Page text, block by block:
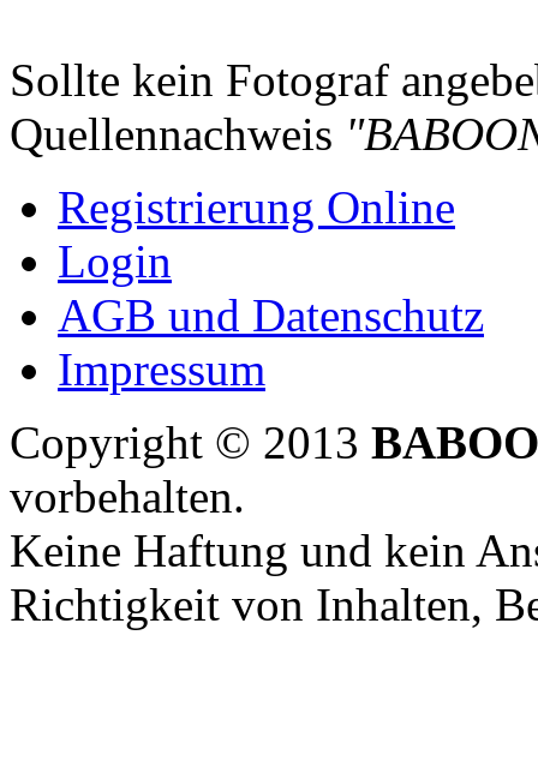
Sollte kein Fotograf
Quellennachweis
Registrierung Online
Login
AGB und Datenschutz
Impressum
Copyright © 2013
vorbehalten.
Keine Haftung und kein
Richtigkeit von Inhalten,